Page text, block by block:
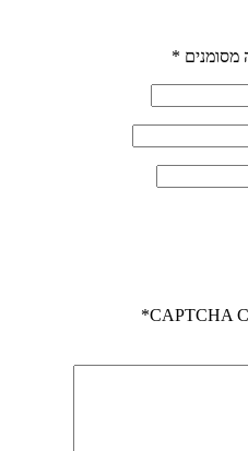
מסומנים *
CAPTCHA
*